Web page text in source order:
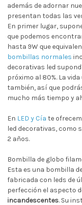
además de adornar
presentan todas las
En primer lugar,
que podemos
hasta 9W que
bombillas normales
decorativas led
próximo al 80%. La
también, así que
mucho más tiempo y
En LED y Cía te
led decorativas, como
2 años.
Bombilla de globo
Esta es una bombilla
fabricada con leds de
perfección el aspecto
incandescentes. Su